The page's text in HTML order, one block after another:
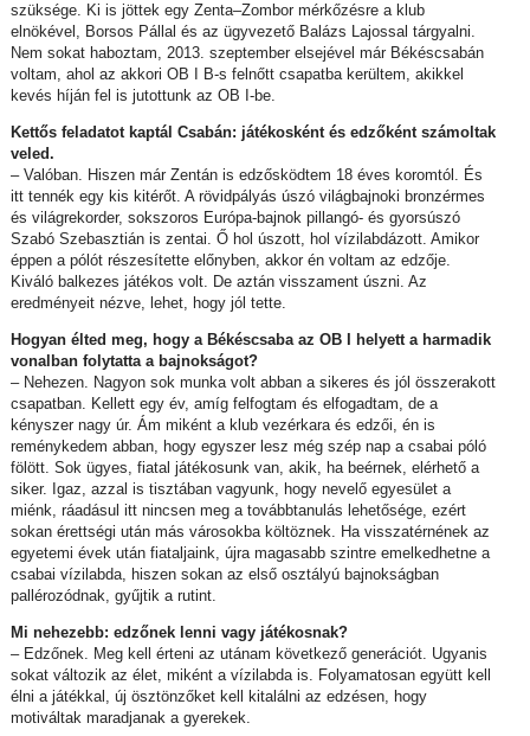
szüksége. Ki is jöttek egy Zenta–Zombor mérkőzésre a klub
elnökével, Borsos Pállal és az ügyvezető Balázs Lajossal tárgyalni.
Nem sokat haboztam, 2013. szeptember elsejével már Békéscsabán
voltam, ahol az akkori OB I B-s felnőtt csapatba kerültem, akikkel
kevés híján fel is jutottunk az OB I-be.
Kettős feladatot kaptál Csabán: játékosként és edzőként számoltak
veled.
– Valóban. Hiszen már Zentán is edzősködtem 18 éves koromtól. És
itt tennék egy kis kitérőt. A rövidpályás úszó világbajnoki bronzérmes
és világrekorder, sokszoros Európa-bajnok pillangó- és gyorsúszó
Szabó Szebasztián is zentai. Ő hol úszott, hol vízilabdázott. Amikor
éppen a pólót részesítette előnyben, akkor én voltam az edzője.
Kiváló balkezes játékos volt. De aztán visszament úszni. Az
eredményeit nézve, lehet, hogy jól tette.
Hogyan élted meg, hogy a Békéscsaba az OB I helyett a harmadik
vonalban folytatta a bajnokságot?
– Nehezen. Nagyon sok munka volt abban a sikeres és jól összerakott
csapatban. Kellett egy év, amíg felfogtam és elfogadtam, de a
kényszer nagy úr. Ám miként a klub vezérkara és edzői, én is
reménykedem abban, hogy egyszer lesz még szép nap a csabai póló
fölött. Sok ügyes, fiatal játékosunk van, akik, ha beérnek, elérhető a
siker. Igaz, azzal is tisztában vagyunk, hogy nevelő egyesület a
miénk, ráadásul itt nincsen meg a továbbtanulás lehetősége, ezért
sokan érettségi után más városokba költöznek. Ha visszatérnének az
egyetemi évek után fiataljaink, újra magasabb szintre emelkedhetne a
csabai vízilabda, hiszen sokan az első osztályú bajnokságban
pallérozódnak, gyűjtik a rutint.
Mi nehezebb: edzőnek lenni vagy játékosnak?
– Edzőnek. Meg kell érteni az utánam következő generációt. Ugyanis
sokat változik az élet, miként a vízilabda is. Folyamatosan együtt kell
élni a játékkal, új ösztönzőket kell kitalálni az edzésen, hogy
motiváltak maradjanak a gyerekek.